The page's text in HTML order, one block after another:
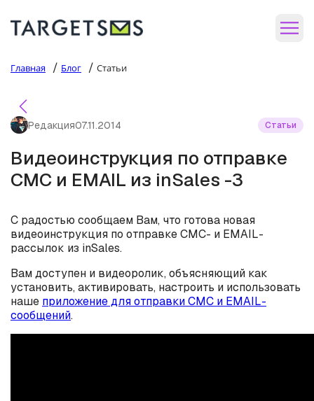
Главная / Блог / Статьи
Редакция07.11.2014 Статьи
Видеоинструкция по отправке
СМС и EMAIL из inSales -3
С радостью сообщаем Вам, что готова новая
видеоинструкция по отправке СМС- и EMAIL-
рассылок из inSales.
Вам доступен и видеоролик, объясняющий как
установить, активировать, настроить и использовать
наше приложение для отправки СМС и EMAIL-
сообщений.